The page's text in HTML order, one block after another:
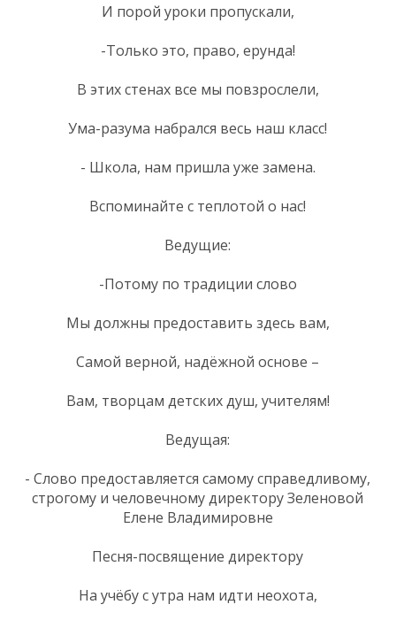
И порой уроки пропускали,
-Только это, право, ерунда!
В этих стенах все мы повзрослели,
Ума-разума набрался весь наш класс!
- Школа, нам пришла уже замена.
Вспоминайте с теплотой о нас!
Ведущие:
-Потому по традиции слово
Мы должны предоставить здесь вам,
Самой верной, надёжной основе –
Вам, творцам детских душ, учителям!
Ведущая:
- Слово предоставляется самому справедливому,
строгому и человечному директору Зеленовой
Елене Владимировне
Песня-посвящение директору
На учёбу с утра нам идти неохота,